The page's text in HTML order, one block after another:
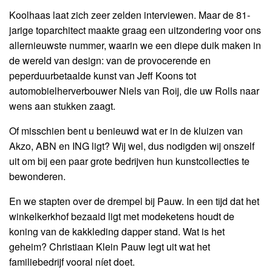
Koolhaas laat zich zeer zelden interviewen. Maar de 81-
jarige toparchitect maakte graag een uitzondering voor ons
allernieuwste nummer, waarin we een diepe duik maken in
de wereld van design: van de provocerende en
peperduurbetaalde kunst van Jeff Koons tot
automobielherverbouwer Niels van Roij, die uw Rolls naar
wens aan stukken zaagt.
Of misschien bent u benieuwd wat er in de kluizen van
Akzo, ABN en ING ligt? Wij wel, dus nodigden wij onszelf
uit om bij een paar grote bedrijven hun kunstcollecties te
bewonderen.
En we stapten over de drempel bij Pauw. In een tijd dat het
winkelkerkhof bezaaid ligt met modeketens houdt de
koning van de kakkleding dapper stand. Wat is het
geheim? Christiaan Klein Pauw legt uit wat het
familiebedrijf vooral níet doet.